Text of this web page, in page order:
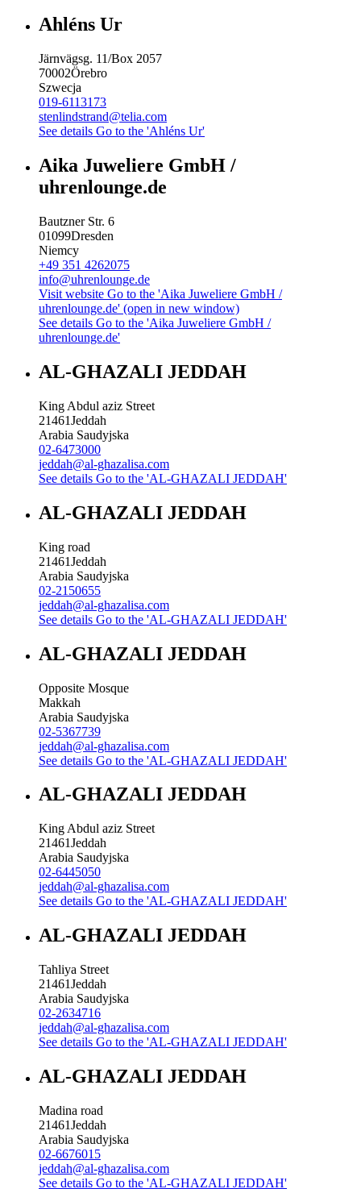
Ahléns Ur
Järnvägsg. 11/Box 2057
70002Örebro
Szwecja
019-6113173
stenlindstrand@telia.com
See details Go to the 'Ahléns Ur'
Aika Juweliere GmbH /
uhrenlounge.de
Bautzner Str. 6
01099Dresden
Niemcy
+49 351 4262075
info@uhrenlounge.de
Visit website Go to the 'Aika Juweliere GmbH /
uhrenlounge.de' (open in new window)
See details Go to the 'Aika Juweliere GmbH /
uhrenlounge.de'
AL-GHAZALI JEDDAH
King Abdul aziz Street
21461Jeddah
Arabia Saudyjska
02-6473000
jeddah@al-ghazalisa.com
See details Go to the 'AL-GHAZALI JEDDAH'
AL-GHAZALI JEDDAH
King road
21461Jeddah
Arabia Saudyjska
02-2150655
jeddah@al-ghazalisa.com
See details Go to the 'AL-GHAZALI JEDDAH'
AL-GHAZALI JEDDAH
Opposite Mosque
Makkah
Arabia Saudyjska
02-5367739
jeddah@al-ghazalisa.com
See details Go to the 'AL-GHAZALI JEDDAH'
AL-GHAZALI JEDDAH
King Abdul aziz Street
21461Jeddah
Arabia Saudyjska
02-6445050
jeddah@al-ghazalisa.com
See details Go to the 'AL-GHAZALI JEDDAH'
AL-GHAZALI JEDDAH
Tahliya Street
21461Jeddah
Arabia Saudyjska
02-2634716
jeddah@al-ghazalisa.com
See details Go to the 'AL-GHAZALI JEDDAH'
AL-GHAZALI JEDDAH
Madina road
21461Jeddah
Arabia Saudyjska
02-6676015
jeddah@al-ghazalisa.com
See details Go to the 'AL-GHAZALI JEDDAH'